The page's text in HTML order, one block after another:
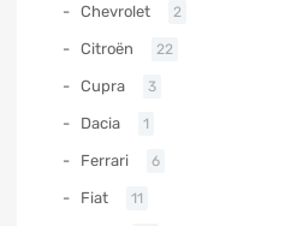
Chevrolet 2
Citroën 22
Cupra 3
Dacia 1
Ferrari 6
Fiat 11